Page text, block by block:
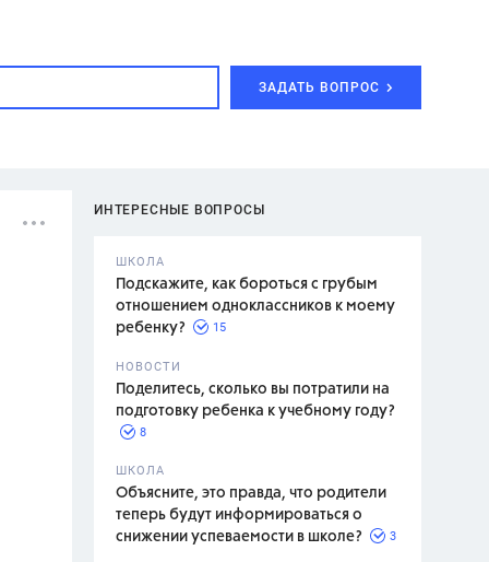
ЗАДАТЬ ВОПРОС
ИНТЕРЕСНЫЕ ВОПРОСЫ
ШКОЛА
Подскажите, как бороться с грубым
отношением одноклассников к моему
ребенку?
15
НОВОСТИ
Поделитесь, сколько вы потратили на
подготовку ребенка к учебному году?
8
ШКОЛА
Объясните, это правда, что родители
теперь будут информироваться о
снижении успеваемости в школе?
3